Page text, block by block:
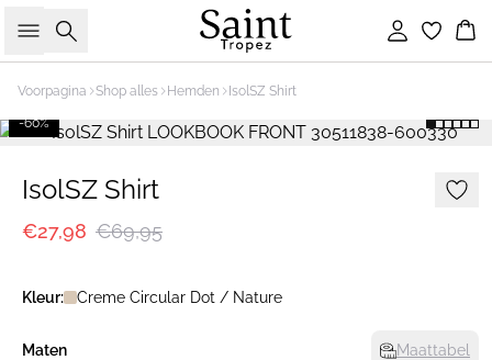
Zoeken Inloggen
Voorpagina Shop alles Hemden IsolSZ Shirt
-60%
IsolSZ Shirt
€27,98 €69,95
Kleur: Creme Circular Dot / Nature
Maten Maattabel